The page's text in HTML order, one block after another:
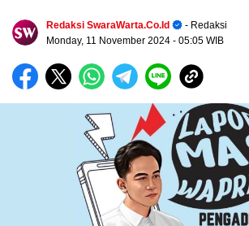
Redaksi SwaraWarta.co.id
- Redaksi
Monday, 11 November 2024 - 05:05 WIB